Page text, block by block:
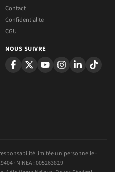
Contact
Confidentialite
CGU
NOUS SUIVRE
limitée unipersonnelle ·
· NINEA : 005263819